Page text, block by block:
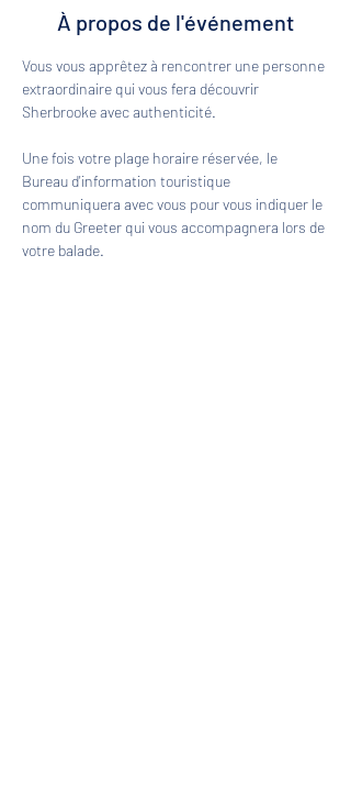
À propos de l'événement
Vous vous apprêtez à rencontrer une personne
extraordinaire qui vous fera découvrir
Sherbrooke avec authenticité.
Une fois votre plage horaire réservée, le
Bureau d'information touristique
communiquera avec vous pour vous indiquer le
nom du Greeter qui vous accompagnera lors de
votre balade.